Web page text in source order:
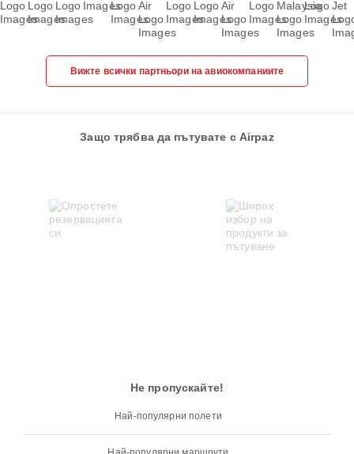
Вижте всички партньори на авиокомпаниите
Защо трябва да пътувате с Airpaz
Не пропускайте!
Най-популярни полети